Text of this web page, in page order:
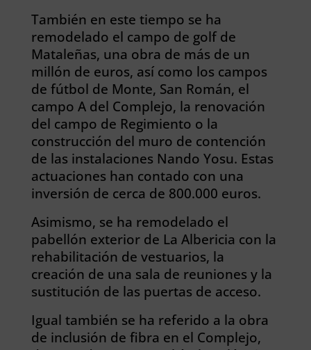
También en este tiempo se ha
remodelado el campo de golf de
Mataleñas, una obra de más de un
millón de euros, así como los campos
de fútbol de Monte, San Román, el
campo A del Complejo, la renovación
del campo de Regimiento o la
construcción del muro de contención
de las instalaciones Nando Yosu. Estas
actuaciones han contado con una
inversión de cerca de 800.000 euros.
Asimismo, se ha remodelado el
pabellón exterior de La Albericia con la
rehabilitación de vestuarios, la
creación de una sala de reuniones y la
sustitución de las puertas de acceso.
Igual también se ha referido a la obra
de inclusión de fibra en el Complejo,